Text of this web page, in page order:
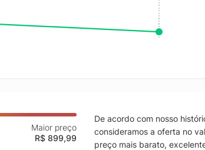
Maior preço
R$ 899,99
De acordo com nosso
consideramos a oferta no
preço mais barato,